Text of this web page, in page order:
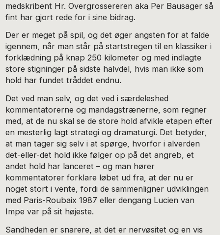
medskribent Hr. Overgrossereren aka Per Bausager så
fint har gjort rede for i sine bidrag.
Der er meget på spil, og det øger angsten for at falde
igennem, når man står på startstregen til en klassiker i
forklædning på knap 250 kilometer og med indlagte
store stigninger på sidste halvdel, hvis man ikke som
hold har fundet tråddet endnu.
Det ved man selv, og det ved i særdeleshed
kommentatorerne og mandagstrænerne, som regner
med, at de nu skal se de store hold afvikle etapen efter
en mesterlig lagt strategi og dramaturgi. Det betyder,
at man tager sig selv i at spørge, hvorfor i alverden
det-eller-det hold ikke følger op på det angreb, et
andet hold har lanceret – og man hører
kommentatorer forklare løbet ud fra, at der nu er
noget stort i vente, fordi de sammenligner udviklingen
med Paris-Roubaix 1987 eller dengang Lucien van
Impe var på sit højeste.
Sandheden er snarere, at det er nervøsitet og en vis